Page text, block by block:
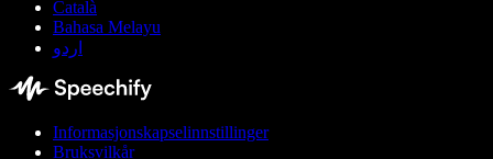
Català
Bahasa Melayu
اردو
Informasjonskapselinnstillinger
Bruksvilkår